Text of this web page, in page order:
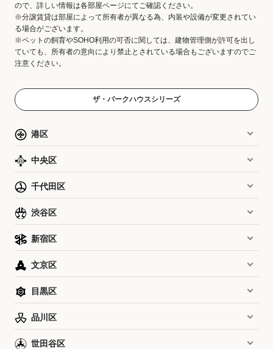
ので、詳しい情報は各部屋ページにてご確認ください。
※分譲賃貸は部屋によって所有者が異なる為、内装や設備が変更されてい
る場合がございます。
※ペットの飼育やSOHO利用の可否に関しては、建物管理側が許可を出し
ていても、所有者の意向により禁止とされている場合もございますのでご
注意ください。
ザ・パークハウスシリーズ
港区
中央区
千代田区
渋谷区
新宿区
文京区
目黒区
品川区
世田谷区